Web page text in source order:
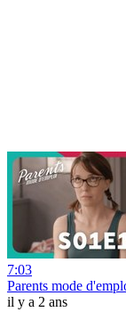
7:03
Parents mode
il y a 2 ans